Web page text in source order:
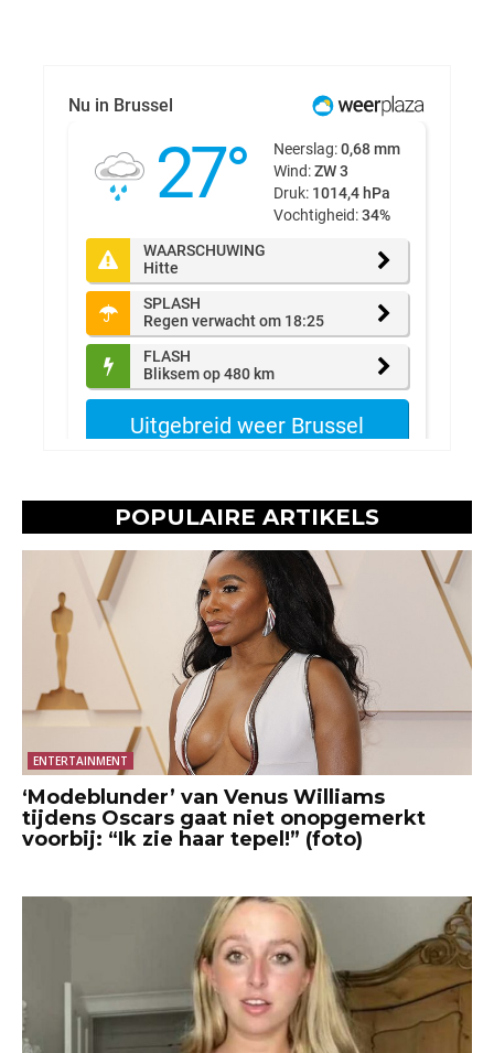
POPULAIRE ARTIKELS
ENTERTAINMENT
‘Modeblunder’ van Venus Williams
tijdens Oscars gaat niet onopgemerkt
voorbij: “Ik zie haar tepel!” (foto)